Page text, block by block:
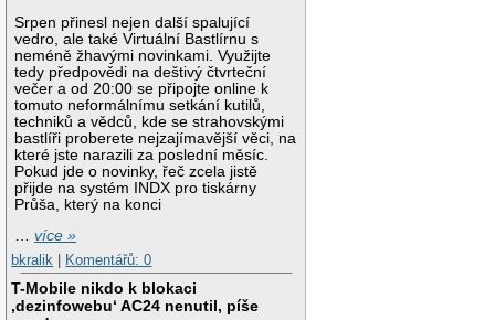
Srpen přinesl nejen další spalující
vedro, ale také Virtuální Bastlírnu s
neméně žhavými novinkami. Využijte
tedy předpovědi na deštivý čtvrteční
večer a od 20:00 se připojte online k
tomuto neformálnímu setkání kutilů,
techniků a vědců, kde se strahovskými
bastlíři proberete nejzajímavější věci, na
které jste narazili za poslední měsíc.
Pokud jde o novinky, řeč zcela jistě
přijde na systém INDX pro tiskárny
Průša, který na konci
…více »
bkralik | Komentářů: 0
T-Mobile nikdo k blokaci
‚dezinfowebu‘ AC24 nenutil, píše